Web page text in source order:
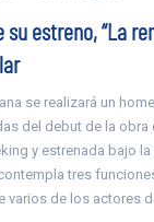
su estreno, “La
se realizará un
del debut de la obra
y estrenada bajo
tres
varios de los actores